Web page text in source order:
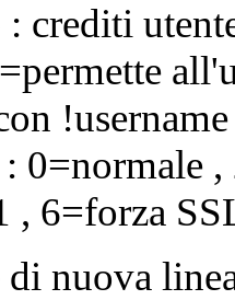
crediti
0=normale
, 6=forza
di nuova